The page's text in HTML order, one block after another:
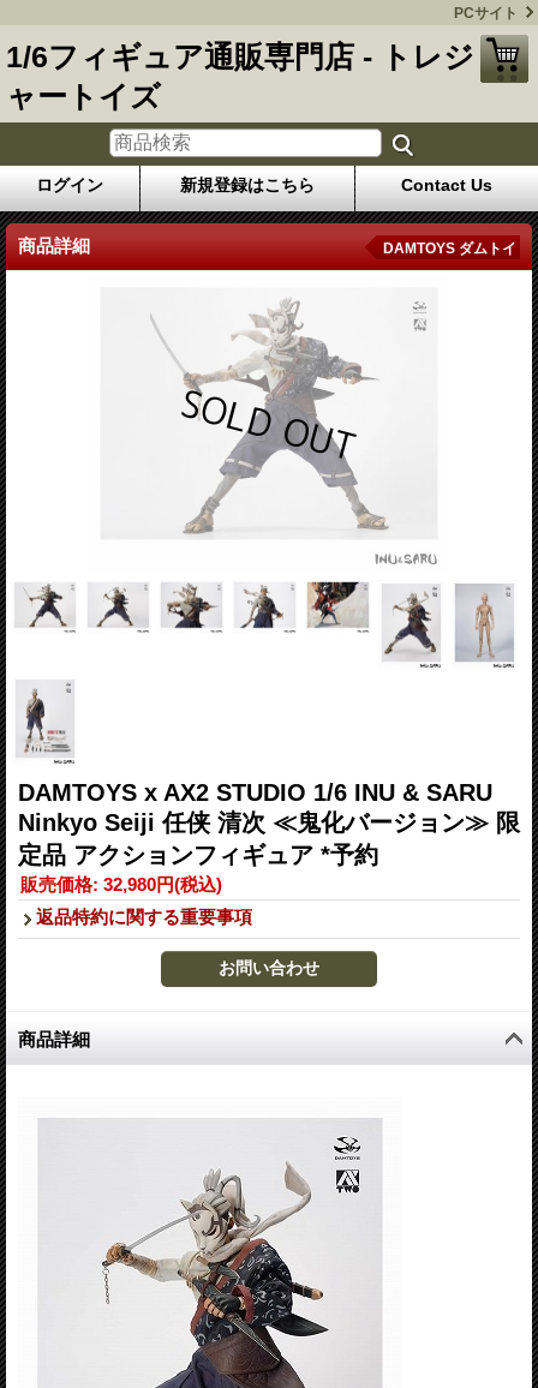
PCサイト
1/6フィギュア通販専門店 - トレジ
ャートイズ
ログイン 新規登録はこちら Contact Us
商品詳細 DAMTOYS ダムトイ
DAMTOYS x AX2 STUDIO 1/6 INU & SARU
Ninkyo Seiji 任侠 清次 ≪鬼化バージョン≫ 限
定品 アクションフィギュア *予約
販売価格: 32,980円(税込)
返品特約に関する重要事項
商品詳細